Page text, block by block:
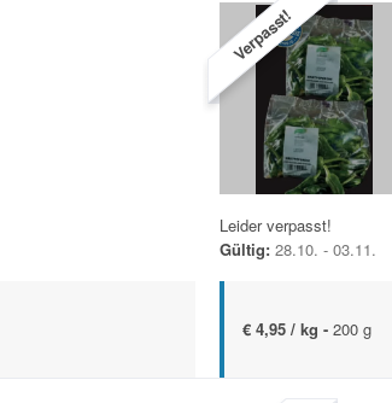
Verpasst!
Leider verpasst!
Gültig: 28.10. - 03.11.
€ 4,95 / kg - 200 g